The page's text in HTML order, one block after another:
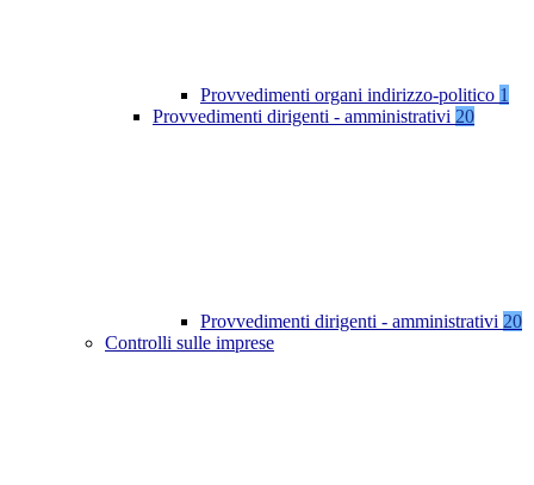
Provvedimenti organi indirizzo-politico 1
Provvedimenti dirigenti - amministrativi 20
Provvedimenti dirigenti - amministrativi 20
Controlli sulle imprese